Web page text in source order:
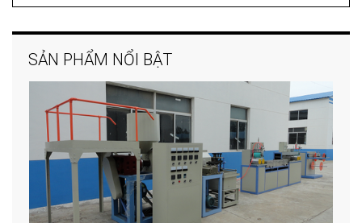
SẢN PHẨM NỔI BẬT